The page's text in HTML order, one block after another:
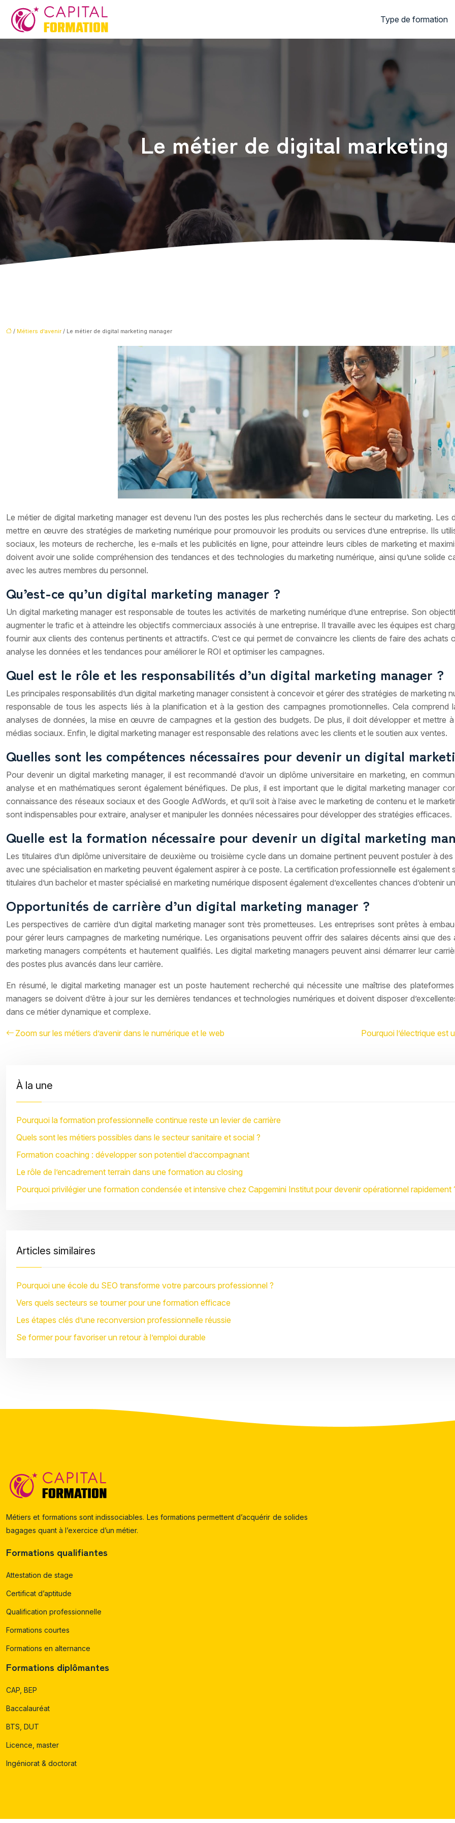
Type de formation
Le métier de digital marketing
/ Métiers d'avenir / Le métier de digital marketing manager
Le métier de digital marketing manager est devenu l’un des postes les plus recherchés dans le secteur du marketing.
mettre en œuvre des stratégies de marketing numérique pour promouvoir les produits ou services d’une entreprise. Ils
sociaux, les moteurs de recherche, les e-mails et les publicités en ligne, pour atteindre leurs cibles de marketing et
doivent avoir une solide compréhension des tendances et des technologies du marketing numérique, ainsi qu’une solide
avec les autres membres du personnel.
Qu’est-ce qu’un digital marketing manager ?
Un digital marketing manager est responsable de toutes les activités de marketing numérique d’une entreprise. Son
augmenter le trafic et à atteindre les objectifs commerciaux associés à une entreprise. Il travaille avec les équipes est
fournir aux clients des contenus pertinents et attractifs. C’est ce qui permet de convaincre les clients de faire des achats
analyse les données et les tendances pour améliorer le ROI et optimiser les campagnes.
Quel est le rôle et les responsabilités d’un digital marketing manager ?
Les principales responsabilités d’un digital marketing manager consistent à concevoir et gérer des stratégies de
responsable de tous les aspects liés à la planification et à la gestion des campagnes promotionnelles. Cela
analyses de données, la mise en œuvre de campagnes et la gestion des budgets. De plus, il doit développer et mettre
médias sociaux. Enfin, le digital marketing manager est responsable des relations avec les clients et le soutien aux ventes.
Quelles sont les compétences nécessaires pour devenir un digital
Pour devenir un digital marketing manager, il est recommandé d’avoir un diplôme universitaire en marketing, en
analyse et en mathématiques seront également bénéfiques. De plus, il est important que le digital marketing manager
connaissance des réseaux sociaux et des Google AdWords, et qu’il soit à l’aise avec le marketing de contenu et le
sont indispensables pour extraire, analyser et manipuler les données nécessaires pour développer des stratégies efficaces.
Quelle est la formation nécessaire pour devenir un digital marketing
Les titulaires d’un diplôme universitaire de deuxième ou troisième cycle dans un domaine pertinent peuvent postuler à
avec une spécialisation en marketing peuvent également aspirer à ce poste. La certification professionnelle est également
titulaires d’un bachelor et master spécialisé en marketing numérique disposent également d’excellentes chances d’obtenir
Opportunités de carrière d’un digital marketing manager ?
Les perspectives de carrière d’un digital marketing manager sont très prometteuses. Les entreprises sont prêtes à
pour gérer leurs campagnes de marketing numérique. Les organisations peuvent offrir des salaires décents ainsi que
marketing managers compétents et hautement qualifiés. Les digital marketing managers peuvent ainsi démarrer leur
des postes plus avancés dans leur carrière.
En résumé, le digital marketing manager est un poste hautement recherché qui nécessite une maîtrise des
managers se doivent d’être à jour sur les dernières tendances et technologies numériques et doivent disposer
dans ce métier dynamique et complexe.
Zoom sur les métiers d’avenir dans le numérique et le web Pourquoi l’électrique est
À la une
Pourquoi la formation professionnelle continue reste un levier de carrière
Quels sont les métiers possibles dans le secteur sanitaire et social ?
Formation coaching : développer son potentiel d’accompagnant
Le rôle de l’encadrement terrain dans une formation au closing
Pourquoi privilégier une formation condensée et intensive chez Capgemini Institut pour devenir opérationnel rapidement
Articles similaires
Pourquoi une école du SEO transforme votre parcours professionnel ?
Vers quels secteurs se tourner pour une formation efficace
Les étapes clés d’une reconversion professionnelle réussie
Se former pour favoriser un retour à l’emploi durable
Métiers et formations sont indissociables. Les formations permettent d’acquérir de solides
bagages quant à l’exercice d’un métier.
Formations qualifiantes
Attestation de stage
Certificat d’aptitude
Qualification professionnelle
Formations courtes
Formations en alternance
Formations diplômantes
CAP, BEP
Baccalauréat
BTS, DUT
Licence, master
Ingéniorat & doctorat